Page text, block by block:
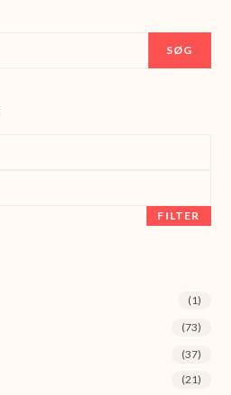
SØG
FILTER
(1)
(73)
(37)
(21)